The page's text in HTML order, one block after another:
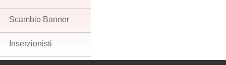
Scambio Banner
Inserzionisti